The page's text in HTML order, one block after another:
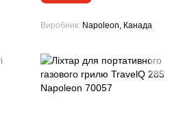
Виробник Napoleon, Канада